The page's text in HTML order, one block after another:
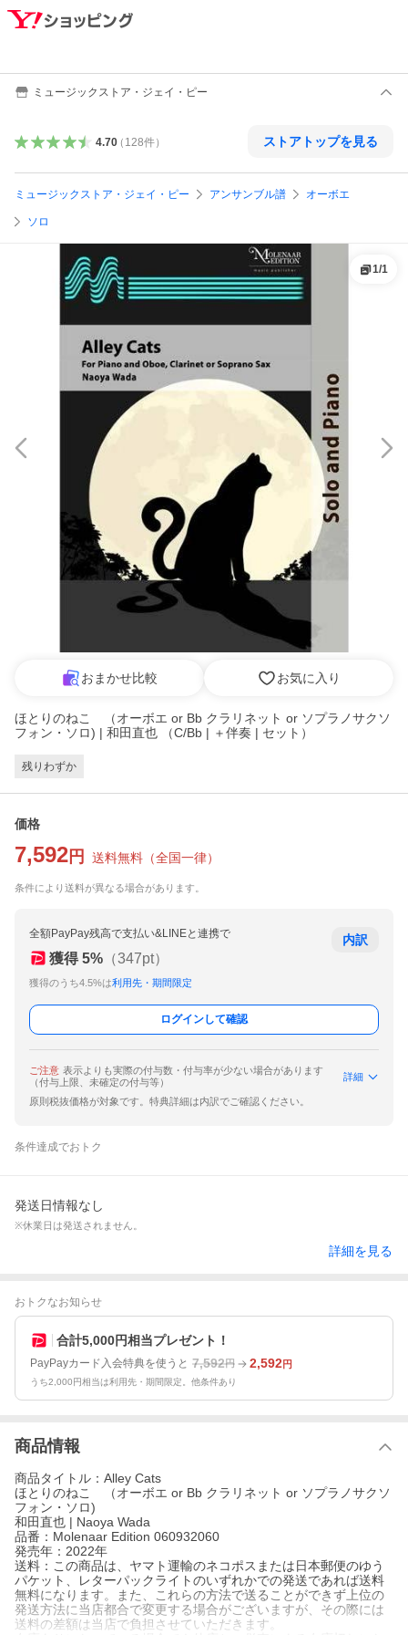
ミュージックストア・ジェイ・ピー
4.70（ 128件） ストアトップを見る
ミュージックストア・ジェイ・ピー アンサンブル譜 オーボエ
ソロ
1/1
おまかせ比較 お気に入り
ほとりのねこ （オーボエ or Bb クラリネット or ソプラノサクソ
フォン・ソロ) | 和田直也 （C/Bb | ＋伴奏 | セット）
残りわずか
価格
7,592 円 送料無料 （全国一律）
条件により送料が異なる場合があります。
全額PayPay残高で支払い&LINEと連携で
獲得 5% （347pt）
獲得のうち4.5%は利用先・期間限定
内訳
ログインして確認
ご注意 表示よりも実際の付与数・付与率が少ない場合があります
（付与上限、未確定の付与等）
詳細
原則税抜価格が対象です。特典詳細は内訳でご確認ください。
条件達成でおトク
発送日情報なし
※休業日は発送されません。
詳細を見る
おトクなお知らせ
合計5,000円相当プレゼント！
PayPayカード入会特典を使うと 7,592円 2,592円
うち2,000円相当は利用先・期間限定。他条件あり
商品情報
商品タイトル：Alley Cats
ほとりのねこ （オーボエ or Bb クラリネット or ソプラノサクソ
フォン・ソロ)
和田直也 | Naoya Wada
品番：Molenaar Edition 060932060
発売年：2022年
送料：この商品は、ヤマト運輸のネコポスまたは日本郵便のゆう
パケット、レターパックライトのいずれかでの発送であれば送料
無料になります。また、これらの方法で送ることができず上位の
発送方法に当店都合で変更する場合がございますが、その際には
送料の差額は当店で負担させていただきます。